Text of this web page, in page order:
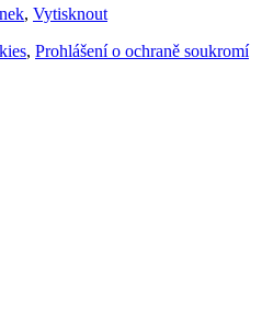
, Vytisknout
, Prohlášení o ochraně soukromí